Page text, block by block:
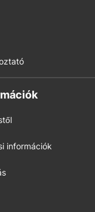
információk